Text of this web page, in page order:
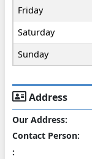
Friday
Saturday
Sunday
Address
Our Address:
Contact Person:
: